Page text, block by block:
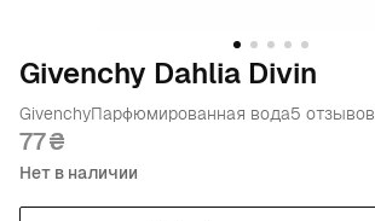
Givenchy Dahlia Divin
GivenchyПарфюмированная вода5 отзывов
77
Нет в наличии